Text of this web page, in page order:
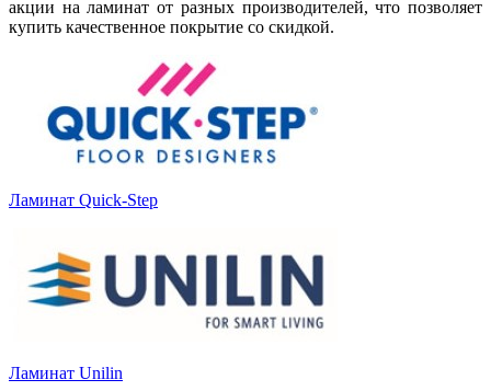
акции на ламинат от разных производителей, что позволяет
купить качественное покрытие со скидкой.
Ламинат Quick-Step
Ламинат Unilin